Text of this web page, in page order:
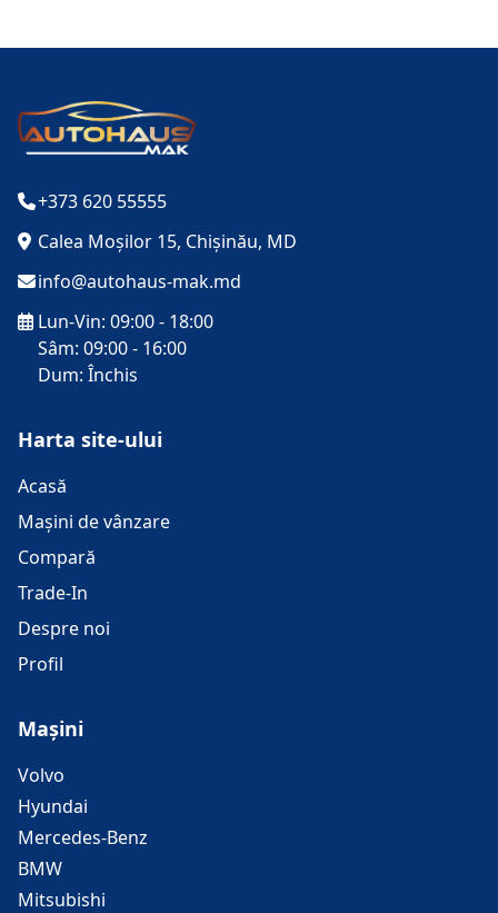
+373 620 55555
Calea Moșilor 15, Chișinău, MD
info@autohaus-mak.md
Lun-Vin: 09:00 - 18:00
Sâm: 09:00 - 16:00
Dum: Închis
Harta site-ului
Acasă
Mașini de vânzare
Compară
Trade-In
Despre noi
Profil
Mașini
Volvo
Hyundai
Mercedes-Benz
BMW
Mitsubishi